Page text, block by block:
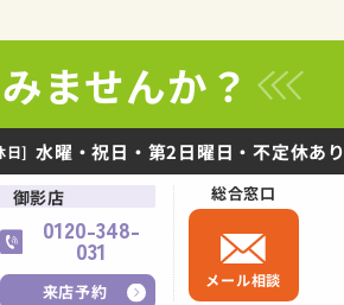
ませんか？
日] 水曜・祝日・第2日曜日・不定休あり
御影店
0120-348-
031
来店予約
総合窓口
メール相談